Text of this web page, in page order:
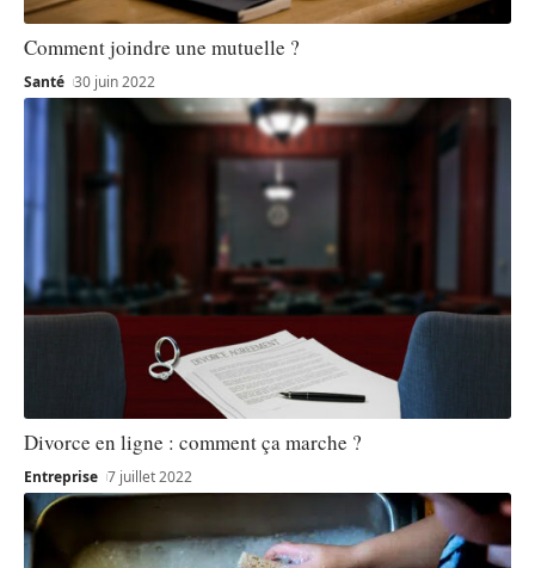
Comment joindre une mutuelle ?
Santé 30 juin 2022
Divorce en ligne : comment ça marche ?
Entreprise 7 juillet 2022